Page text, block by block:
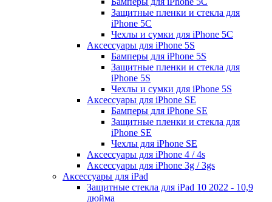
Защитные пленки и стекла для
iPhone 5C
Чехлы и сумки для iPhone 5C
Аксессуары для iPhone 5S
Бамперы для iPhone 5S
Защитные пленки и стекла для
iPhone 5S
Чехлы и сумки для iPhone 5S
Аксессуары для iPhone SE
Бамперы для iPhone SE
Защитные пленки и стекла для
iPhone SE
Чехлы для iPhone SE
Аксессуары для iPhone 4 / 4s
Аксессуары для iPhone 3g / 3gs
Аксессуары для iPad
Защитные стекла для iPad 10 2022 - 10,9
дюйма